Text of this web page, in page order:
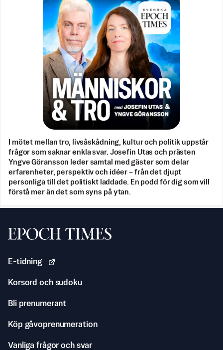
I mötet mellan tro, livsåskådning, kultur och politik uppstår
frågor som saknar enkla svar. Josefin Utas och prästen
Yngve Göransson leder samtal med gäster som delar
erfarenheter, perspektiv och idéer – från det djupt
personliga till det politiskt laddade. En podd för dig som vill
förstå mer än det som syns på ytan.
Svenska Epoch Times
E-tidning
Korsord och sudoku
Bli prenumerant
Köp gåvoprenumeration
Vanliga frågor och svar